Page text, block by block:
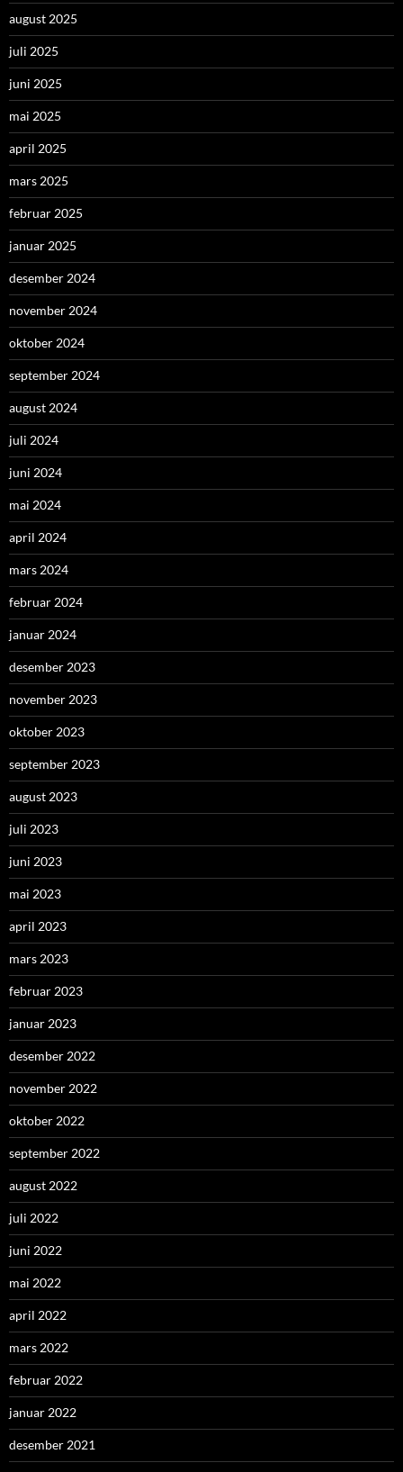
august 2025
juli 2025
juni 2025
mai 2025
april 2025
mars 2025
februar 2025
januar 2025
desember 2024
november 2024
oktober 2024
september 2024
august 2024
juli 2024
juni 2024
mai 2024
april 2024
mars 2024
februar 2024
januar 2024
desember 2023
november 2023
oktober 2023
september 2023
august 2023
juli 2023
juni 2023
mai 2023
april 2023
mars 2023
februar 2023
januar 2023
desember 2022
november 2022
oktober 2022
september 2022
august 2022
juli 2022
juni 2022
mai 2022
april 2022
mars 2022
februar 2022
januar 2022
desember 2021